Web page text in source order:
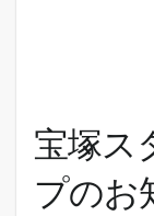
宝塚ス
プのお